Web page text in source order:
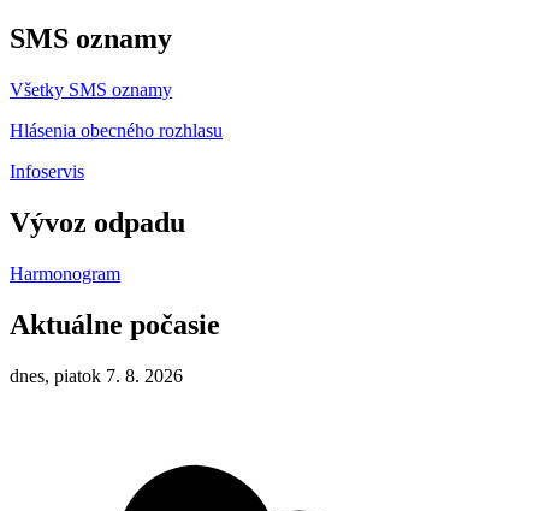
SMS oznamy
Všetky SMS oznamy
Hlásenia obecného rozhlasu
Infoservis
Vývoz odpadu
Harmonogram
Aktuálne počasie
dnes, piatok 7. 8. 2026